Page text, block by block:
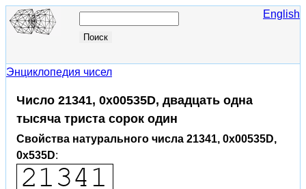
English
Энциклопедия чисел
Число 21341, 0x00535D, двадцать одна
тысяча триста сорок один
Свойства натурального числа 21341, 0x00535D,
0x535D: